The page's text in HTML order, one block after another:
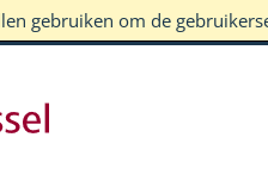
gebruiken om de